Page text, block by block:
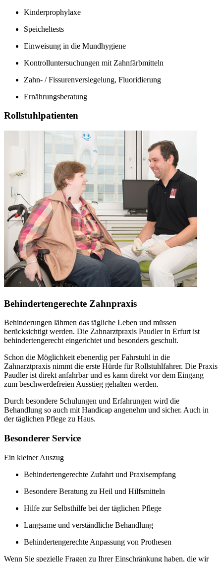
Kinderprophylaxe
Speicheltests
Einweisung in die Mundhygiene
Kontrolluntersuchungen mit Zahnfärbmitteln
Zahn- / Fissurenversiegelung, Fluoridierung
Ernährungsberatung
Rollstuhlpatienten
Behindertengerechte Zahnpraxis
Behinderungen lähmen das tägliche Leben und müssen
berücksichtigt werden. Die Zahnarztpraxis Paudler in Erfurt ist
behindertengerecht eingerichtet und besonders geschult.
Schon die Möglichkeit ebenerdig per Fahrstuhl in die
Zahnarztpraxis nimmt die erste Hürde für Rollstuhlfahrer. Die Praxis
Paudler ist direkt anfahrbar und es kann direkt vor dem Eingang
zum beschwerdefreien Ausstieg gehalten werden.
Durch besondere Schulungen und Erfahrungen wird die
Behandlung so auch mit Handicap angenehm und sicher. Auch in
der täglichen Pflege zu Haus.
Besonderer Service
Ein kleiner Auszug
Behindertengerechte Zufahrt und Praxisempfang
Besondere Beratung zu Heil und Hilfsmitteln
Hilfe zur Selbsthilfe bei der täglichen Pflege
Langsame und verständliche Behandlung
Behindertengerechte Anpassung von Prothesen
Wenn Sie spezielle Fragen zu Ihrer Einschränkung haben, die wir